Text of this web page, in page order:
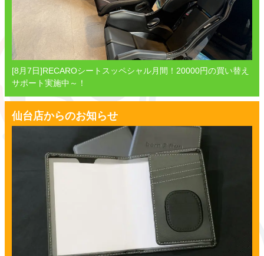
[8月7日]RECAROシートスッペシャル月間！20000円の買い替え
サポート実施中～！
仙台店からのお知らせ